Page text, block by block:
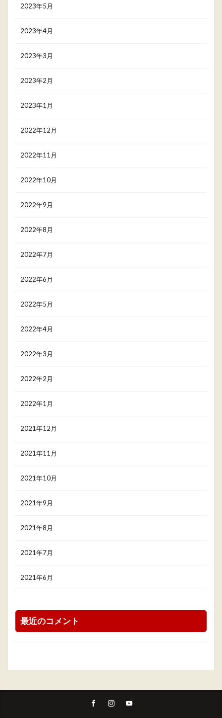
2023年5月
2023年4月
2023年3月
2023年2月
2023年1月
2022年12月
2022年11月
2022年10月
2022年9月
2022年8月
2022年7月
2022年6月
2022年5月
2022年4月
2022年3月
2022年2月
2022年1月
2021年12月
2021年11月
2021年10月
2021年9月
2021年8月
2021年7月
2021年6月
最近のコメント